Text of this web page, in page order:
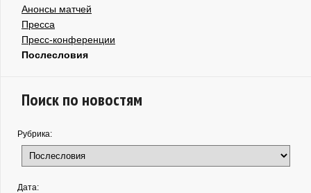
Анонсы матчей
Пресса
Пресс-конференции
Послесловия
Поиск по новостям
Рубрика:
Дата: